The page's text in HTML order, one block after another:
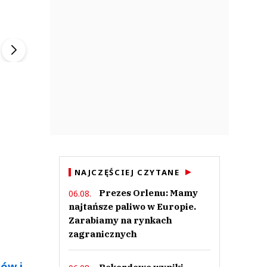
NAJCZĘŚCIEJ CZYTANE
06.08.
Prezes Orlenu: Mamy
najtańsze paliwo w Europie.
Zarabiamy na rynkach
zagranicznych